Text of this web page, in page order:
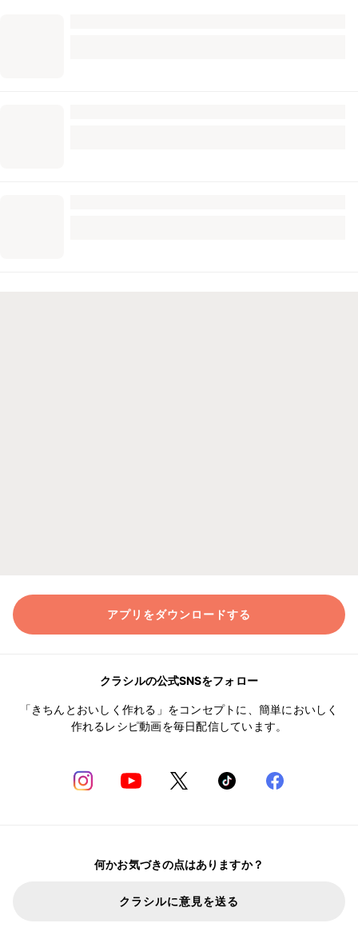
アプリをダウンロードする
クラシルの公式SNSをフォロー
「きちんとおいしく作れる」をコンセプトに、簡単においしく
作れるレシピ動画を毎日配信しています。
何かお気づきの点はありますか？
クラシルに意見を送る